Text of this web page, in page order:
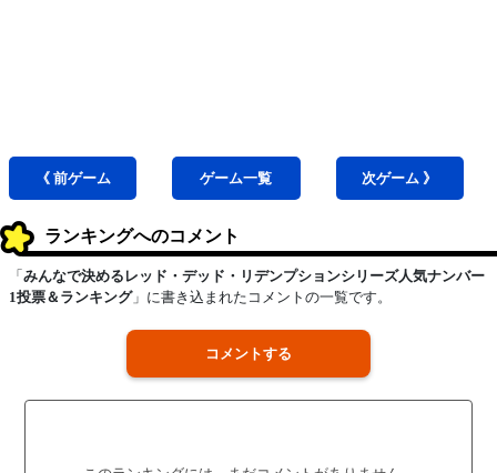
《 前ゲーム ゲーム一覧 次ゲーム 》
ランキングへのコメント
「 みんなで決めるレッド・デッド・リデンプションシリーズ人気ナンバー
1投票＆ランキング」に書き込まれたコメントの一覧です。
コメントする